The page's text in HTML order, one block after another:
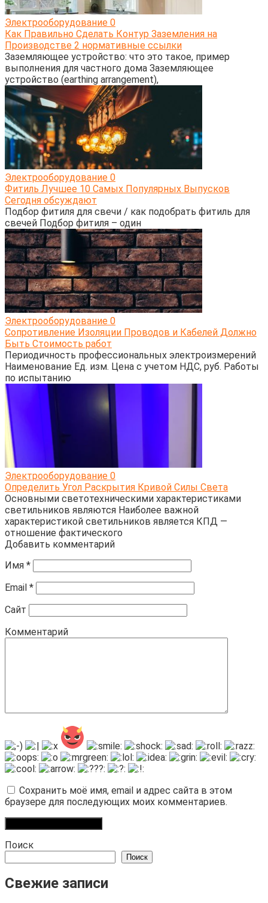
Электрооборудование 0
Как Правильно Сделать Контур Заземления на
Производстве 2 нормативные ссылки
Заземляющее устройство: что это такое, пример
выполнения для частного дома Заземляющее
устройство (earthing arrangement),
Электрооборудование 0
Фитиль Лучшее 10 Самых Популярных Выпусков
Сегодня обсуждают
Подбор фитиля для свечи / как подобрать фитиль для
свечей Подбор фитиля – один
Электрооборудование 0
Сопротивление Изоляции Проводов и Кабелей Должно
Быть Стоимость работ
Периодичность профессиональных электроизмерений
Наименование Ед. изм. Цена с учетом НДС, руб. Работы
по испытанию
Электрооборудование 0
Определить Угол Раскрытия Кривой Силы Света
Основными светотехническими характеристиками
светильников являются Наиболее важной
характеристикой светильников является КПД —
отношение фактического
Добавить комментарий
Имя *
Email *
Сайт
Комментарий
Сохранить моё имя, email и адрес сайта в этом
браузере для последующих моих комментариев.
Поиск
Поиск
Свежие записи